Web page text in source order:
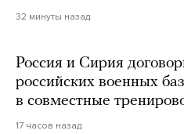
32 минуты назад
Россия и Сирия
российских военных
в совместные
17 часов назад